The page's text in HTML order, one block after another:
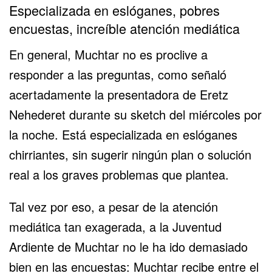
Especializada en eslóganes, pobres
encuestas, increíble atención mediática
En general, Muchtar no es proclive a
responder a las preguntas, como señaló
acertadamente la presentadora de Eretz
Nehederet durante su sketch del miércoles por
la noche. Está especializada en eslóganes
chirriantes, sin sugerir ningún plan o solución
real a los graves problemas que plantea.
Tal vez por eso, a pesar de la atención
mediática tan exagerada, a la Juventud
Ardiente de Muchtar no le ha ido demasiado
bien en las encuestas: Muchtar recibe entre el